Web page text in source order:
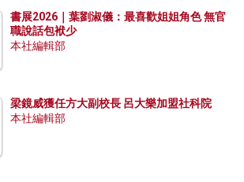
書展2026｜葉劉淑儀：最喜歡姐姐角色 無官
職說話包袱少
本社編輯部
梁鏡威獲任方大副校長 呂大樂加盟社科院
本社編輯部